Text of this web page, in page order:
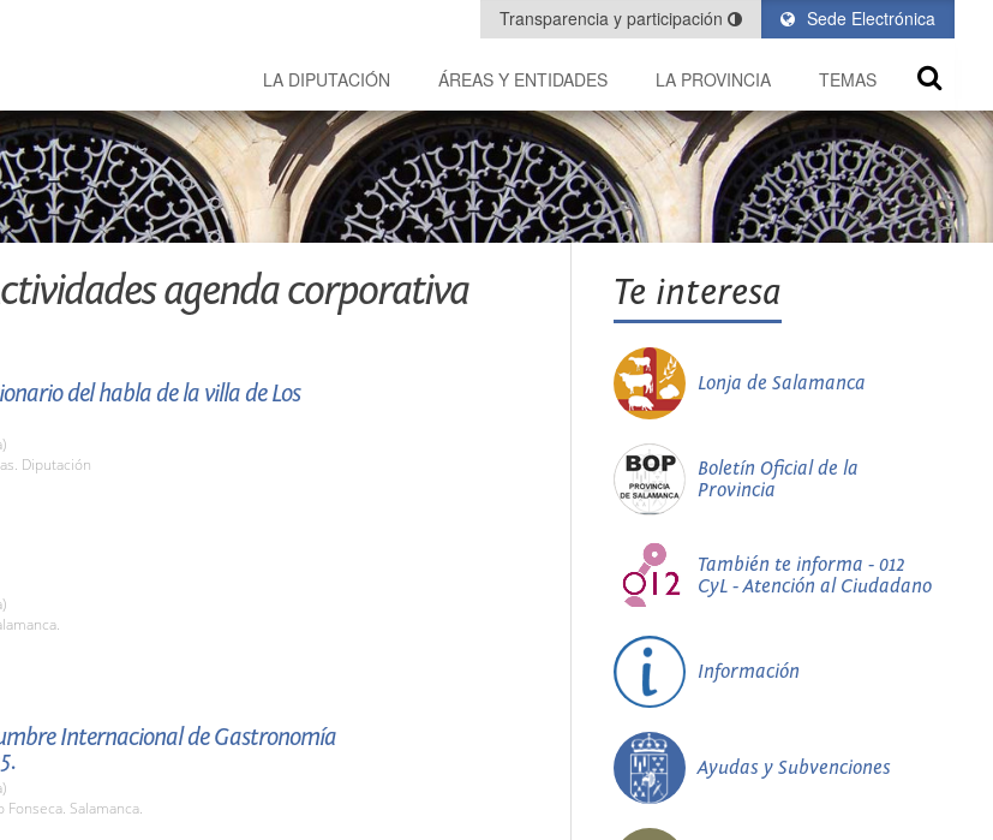
Sede Electrónica
Transparencia y participación
LA DIPUTACIÓN ÁREAS Y ENTIDADES LA PROVINCIA TEMAS
agenda corporativa
del habla de la villa de Los
Diputación
Internacional de Gastronomía
Fonseca. Salamanca.
Te interesa
Lonja de Salamanca
Boletín Oficial de la
Provincia
También te informa - 012
CyL - Atención al Ciudadano
Información
Ayudas y Subvenciones